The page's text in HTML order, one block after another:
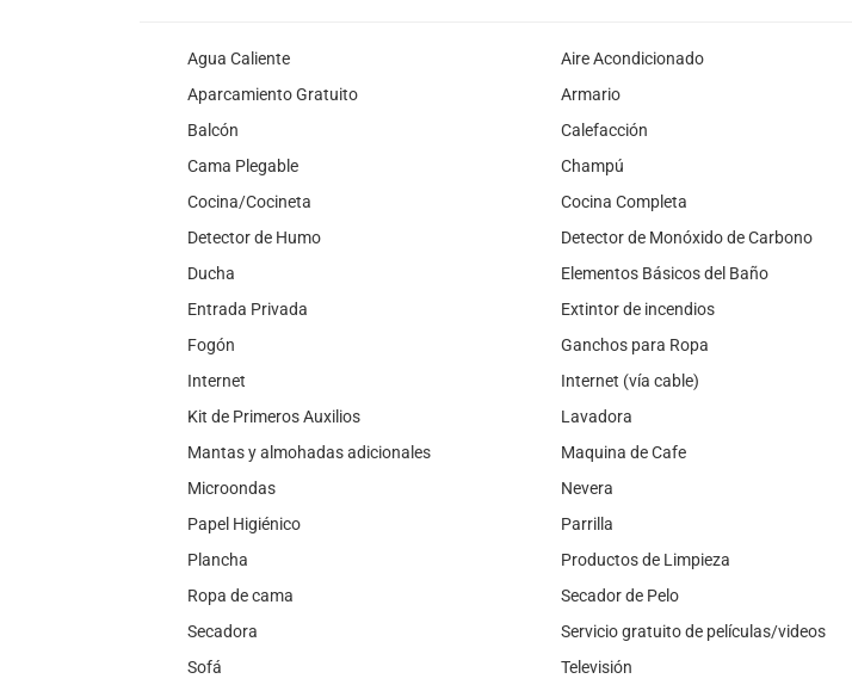
Agua Caliente
Aire Acondicionado
Aparcamiento Gratuito
Armario
Balcón
Calefacción
Cama Plegable
Champú
Cocina/Cocineta
Cocina Completa
Detector de Humo
Detector de Monóxido de Carbono
Ducha
Elementos Básicos del Baño
Entrada Privada
Extintor de incendios
Fogón
Ganchos para Ropa
Internet
Internet (vía cable)
Kit de Primeros Auxilios
Lavadora
Mantas y almohadas adicionales
Maquina de Cafe
Microondas
Nevera
Papel Higiénico
Parrilla
Plancha
Productos de Limpieza
Ropa de cama
Secador de Pelo
Secadora
Servicio gratuito de películas/videos
Sofá
Televisión